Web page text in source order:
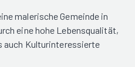
malerische Gemeinde in
eine hohe Lebensqualität,
auch Kulturinteressierte